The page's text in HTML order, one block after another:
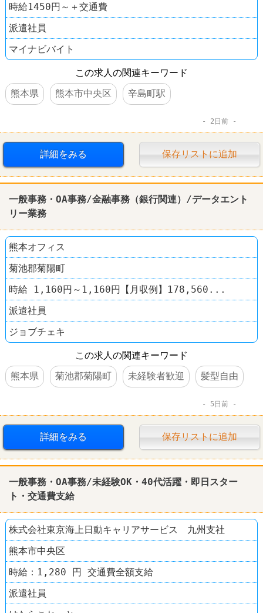
時給1450円～＋交通費
派遣社員
マイナビバイト
この求人の関連キーワード
熊本県
熊本市中央区 辛島町駅
2日前
詳細をみる 保存リストに追加
一般事務・OA事務/金融事務（銀行関連）/データエント
リー業務
熊本オフィス
菊池郡菊陽町
時給 1,160円～1,160円【月収例】178,560...
派遣社員
ジョブチェキ
この求人の関連キーワード
熊本県
菊池郡菊陽町 未経験者歓迎 髪型自由
5日前
詳細をみる 保存リストに追加
一般事務・OA事務/未経験OK・40代活躍・即日スター
ト・交通費支給
株式会社東京海上日動キャリアサービス 九州支社
熊本市中央区
時給：1,280 円 交通費全額支給
派遣社員